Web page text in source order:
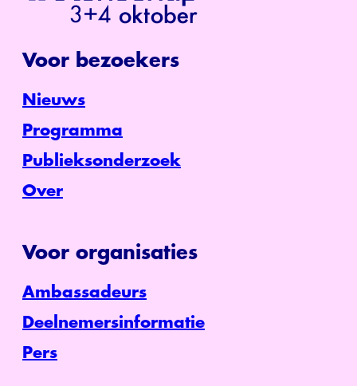
Voor bezoekers
Nieuws
Programma
Publieksonderzoek
Over
Voor organisaties
Ambassadeurs
Deelnemersinformatie
Pers